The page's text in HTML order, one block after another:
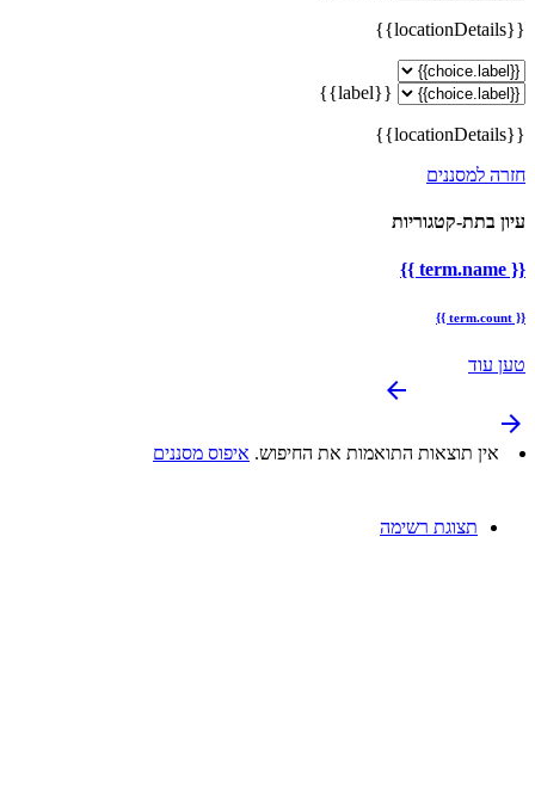
{{locationDetails}}
{{label}}
{{locationDetails}}
חזרה למסננים
עיון בתת-קטגוריות
{{ term.name }}
{{ term.count }}
טען עוד
arrow_backward
arrow_forward
אין תוצאות התואמות את החיפוש. איפוס מסננים
תצוגת רשימה